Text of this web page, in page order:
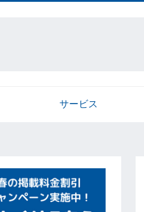
サービス